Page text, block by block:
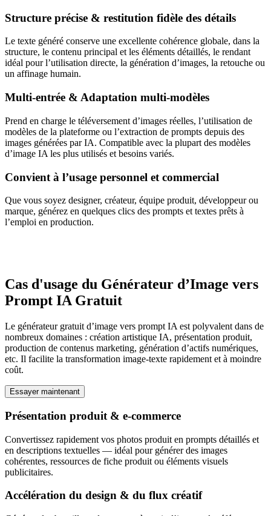
Structure précise & restitution fidèle des détails
Le texte généré conserve une excellente cohérence globale, dans la
structure, le contenu principal et les éléments détaillés, le rendant
idéal pour l’utilisation directe, la génération d’images, la retouche ou
un affinage humain.
Multi-entrée & Adaptation multi-modèles
Prend en charge le téléversement d’images réelles, l’utilisation de
modèles de la plateforme ou l’extraction de prompts depuis des
images générées par IA. Compatible avec la plupart des modèles
d’image IA les plus utilisés et besoins variés.
Convient à l’usage personnel et commercial
Que vous soyez designer, créateur, équipe produit, développeur ou
marque, générez en quelques clics des prompts et textes prêts à
l’emploi en production.
Cas d'usage du Générateur d’Image vers
Prompt IA Gratuit
Le générateur gratuit d’image vers prompt IA est polyvalent dans de
nombreux domaines : création artistique IA, présentation produit,
production de contenus marketing, génération d’actifs numériques,
etc. Il facilite la transformation image-texte rapidement et à moindre
coût.
Essayer maintenant
Présentation produit & e-commerce
Convertissez rapidement vos photos produit en prompts détaillés et
en descriptions textuelles — idéal pour générer des images
cohérentes, ressources de fiche produit ou éléments visuels
publicitaires.
Accélération du design & du flux créatif